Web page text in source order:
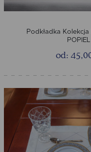
Podkładka
POPIEL
od: